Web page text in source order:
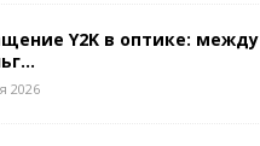
Y2K в оптике: между
2026